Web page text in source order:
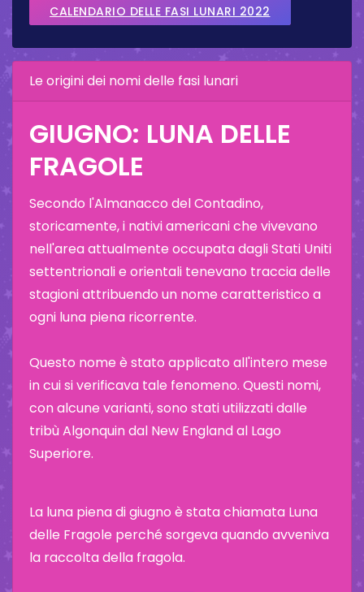
CALENDARIO DELLE FASI LUNARI 2022
Le origini dei nomi delle fasi lunari
GIUGNO: LUNA DELLE
FRAGOLE
Secondo l'Almanacco del Contadino,
storicamente, i nativi americani che vivevano
nell'area attualmente occupata dagli Stati Uniti
settentrionali e orientali tenevano traccia delle
stagioni attribuendo un nome caratteristico a
ogni luna piena ricorrente.
Questo nome è stato applicato all'intero mese
in cui si verificava tale fenomeno. Questi nomi,
con alcune varianti, sono stati utilizzati dalle
tribù Algonquin dal New England al Lago
Superiore.
La luna piena di giugno è stata chiamata Luna
delle Fragole perché sorgeva quando avveniva
la raccolta della fragola.